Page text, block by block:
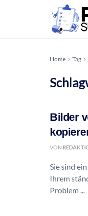
Home Tag
Bilder
VON
Sie sind
Ihrem
Problem ...